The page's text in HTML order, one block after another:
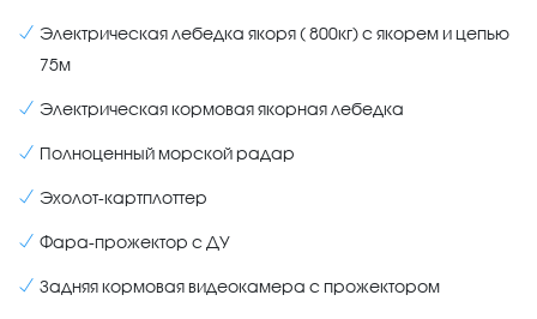
Электрическая лебедка якоря ( 800кг) с якорем и цепью
75м
Электрическая кормовая якорная лебедка
Полноценный морской радар
Эхолот-картплоттер
Фара-прожектор с ДУ
Задняя кормовая видеокамера с прожектором